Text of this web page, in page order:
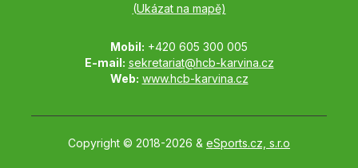
(Ukázat na mapě)
Mobil: +420 605 300 005
E-mail: sekretariat@hcb-karvina.cz
Web: www.hcb-karvina.cz
Copyright © 2018-2026 & eSports.cz, s.r.o